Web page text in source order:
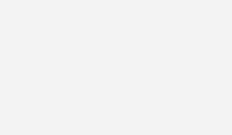
mit dem
Sie regelmäßig von uns
und Neuigkeiten, gebündelt und